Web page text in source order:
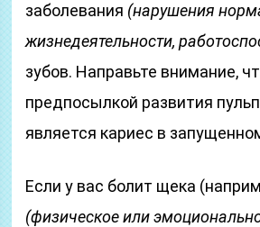
заболевания (нарушения
жизнедеятельности,
зубов. Направьте внимание,
предпосылкой развития
является кариес в
Если у вас болит щека
(физическое или